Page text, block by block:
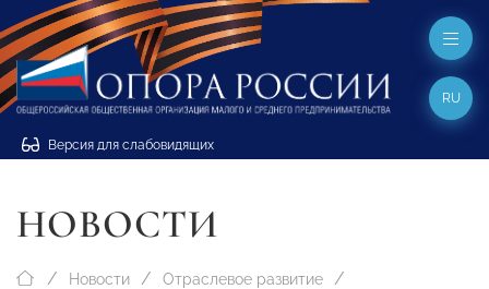
Версия для слабовидящих
RU
НОВОСТИ
Новости Отраслевое развитие